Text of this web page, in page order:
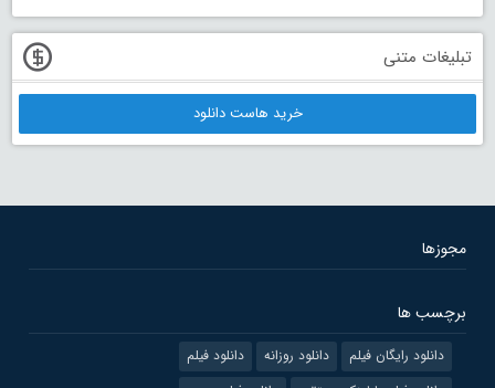
تبلیغات متنی
خرید هاست دانلود
مجوزها
برچسب ها
دانلود رایگان فیلم دانلود روزانه
دانلود فیلم